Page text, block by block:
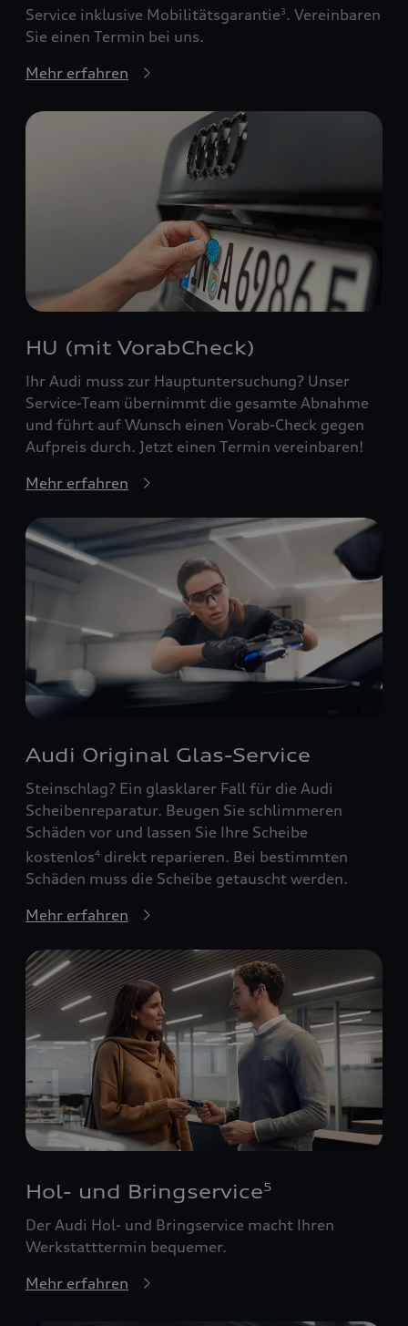
Service inklusive Mobilitätsgarantie3 . Vereinbaren
Sie einen Termin bei uns.
Mehr erfahren
HU (mit VorabCheck)
Ihr Audi muss zur Hauptuntersuchung? Unser
Service-Team übernimmt die gesamte Abnahme
und führt auf Wunsch einen Vorab-Check gegen
Aufpreis durch. Jetzt einen Termin vereinbaren!
Mehr erfahren
Audi Original Glas-Service
Steinschlag? Ein glasklarer Fall für die Audi
Scheibenreparatur. Beugen Sie schlimmeren
Schäden vor und lassen Sie Ihre Scheibe
kostenlos4 direkt reparieren. Bei bestimmten
Schäden muss die Scheibe getauscht werden.
Mehr erfahren
Hol- und Bringservice5
Der Audi Hol- und Bringservice macht Ihren
Werkstatttermin bequemer.
Mehr erfahren